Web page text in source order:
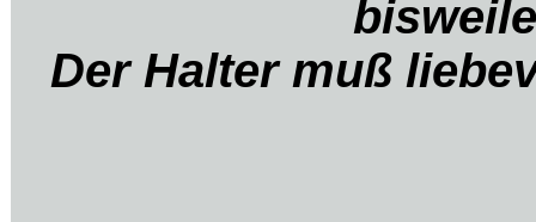
Der Halter muß